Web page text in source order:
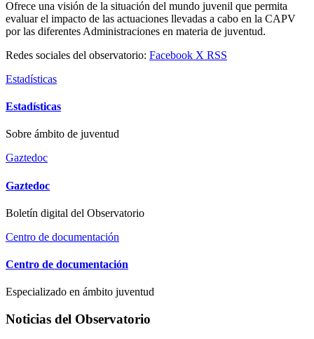
Ofrece una visión de la situación del mundo juvenil que permita
evaluar el impacto de las actuaciones llevadas a cabo en la CAPV
por las diferentes Administraciones en materia de juventud.
Redes sociales del observatorio: Facebook X RSS
Estadísticas
Estadísticas
Sobre ámbito de juventud
Gaztedoc
Gaztedoc
Boletín digital del Observatorio
Centro de documentación
Centro de documentación
Especializado en ámbito juventud
Noticias del Observatorio